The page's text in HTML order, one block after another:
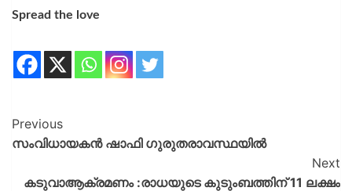
Spread the love
Previous
സംവിധായകന്‍ ഷാഫി ഗുരുതരാവസ്ഥയില്‍
Next
കടുവാആക്രമണം :രാധയുടെ കുടുംബത്തിന് 11 ലക്ഷം